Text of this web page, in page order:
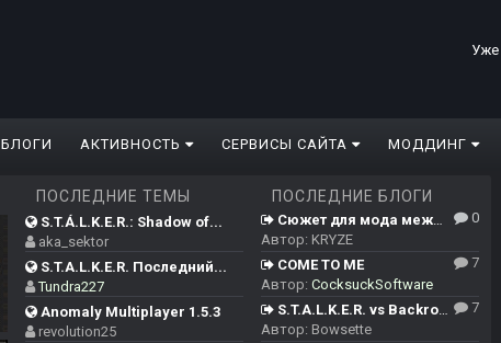
Уже
БЛОГИ АКТИВНОСТЬ СЕРВИСЫ САЙТА МОДДИНГ
ПОСЛЕДНИЕ ТЕМЫ
S.T.Á.L.K.E.R.: Shadow of...
aka_sektor
S.T.A.L.K.E.R. Последний...
Tundra227
Anomaly Multiplayer 1.5.3
revolution25
ПОСЛЕДНИЕ БЛОГИ
Сюжет для мода между ЧН/ТЧ/ЗП и Сердцем Чернобыля
Автор: KRYZE
0
COME TO ME
Автор: CocksuckSoftware
7
S.T.A.L.K.E.R. vs Backrooms
Автор: Bowsette
7